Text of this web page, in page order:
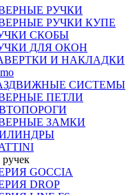
РУЧКИ
РУЧКИ КУПЕ
СКОБЫ
ДЛЯ ОКОН
И НАКЛАДКИ
СИСТЕМЫ
ПЕТЛИ
ЗАМКИ
GOCCIA
DROP